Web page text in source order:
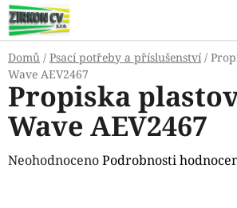
Přejít
na
obsah
Domů / Psací potřeby a příslušenství /
Wave AEV2467
Propiska
Wave AEV2467
Průměrné
NeohodnocenoPodrobnosti